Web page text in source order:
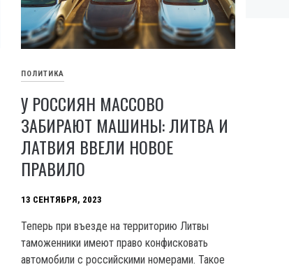
ПОЛИТИКА
У РОССИЯН МАССОВО
ЗАБИРАЮТ МАШИНЫ: ЛИТВА И
ЛАТВИЯ ВВЕЛИ НОВОЕ
ПРАВИЛО
13 СЕНТЯБРЯ, 2023
Теперь при въезде на территорию Литвы
таможенники имеют право конфисковать
автомобили с российскими номерами. Такое